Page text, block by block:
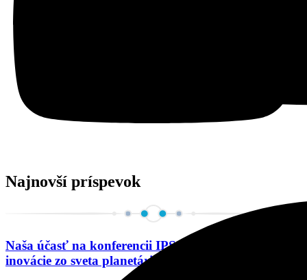
Najnovší príspevok
Naša účasť na konferencii IPS 2026: Trendy a
inovácie zo sveta planetárií